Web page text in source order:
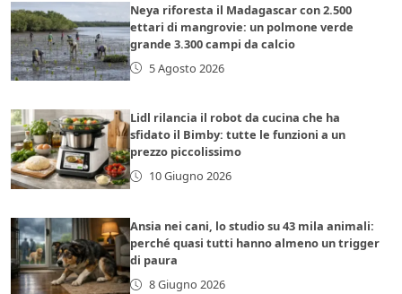
Neya riforesta il Madagascar con 2.500
ettari di mangrovie: un polmone verde
grande 3.300 campi da calcio
5 Agosto 2026
Lidl rilancia il robot da cucina che ha
sfidato il Bimby: tutte le funzioni a un
prezzo piccolissimo
10 Giugno 2026
Ansia nei cani, lo studio su 43 mila animali:
perché quasi tutti hanno almeno un trigger
di paura
8 Giugno 2026